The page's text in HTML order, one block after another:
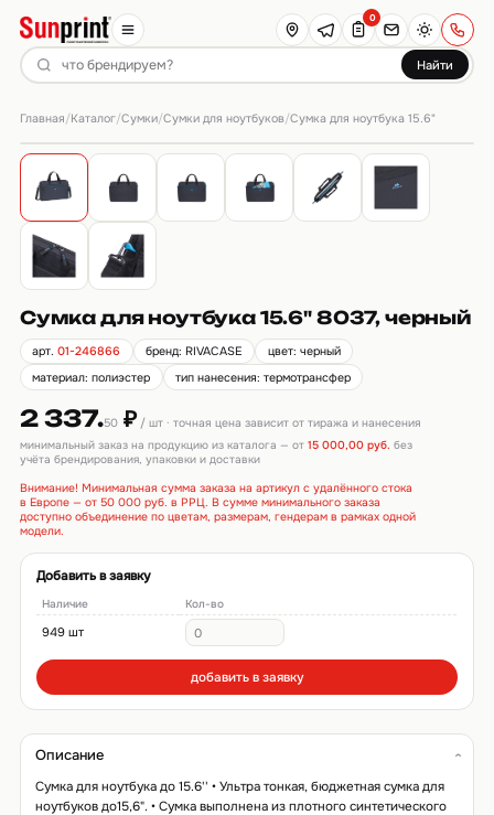
Найти
0
Главная/Каталог/Сумки/Сумки для ноутбуков/Сумка для ноутбука 15.6"
Сумка для ноутбука 15.6" 8037, черный
арт.01-246866 бренд: RIVACASE
цвет: черный
материал: полиэстер
тип нанесения: термотрансфер
2 337.50₽/ шт · точная цена зависит от тиража и нанесения
минимальный заказ на продукцию из каталога — от 15 000,00 руб. без
учёта брендирования, упаковки и доставки
Внимание! Минимальная сумма заказа на артикул с удалённого стока
в Европе — от 50 000 руб. в РРЦ. В сумме минимального заказа
доступно объединение по цветам, размерам, гендерам в рамках одной
модели.
Добавить в заявку
Наличие Кол-во
949 шт
добавить в заявку
Описание
Сумка для ноутбука до 15.6'' • Ультра тонкая, бюджетная сумка для
ноутбуков до15,6". • Сумка выполнена из плотного синтетического